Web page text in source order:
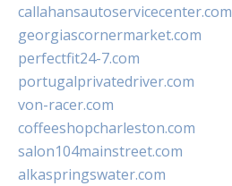
callahansautoservicecenter.com
georgiascornermarket.com
perfectfit24-7.com
portugalprivatedriver.com
von-racer.com
coffeeshopcharleston.com
salon104mainstreet.com
alkaspringswater.com